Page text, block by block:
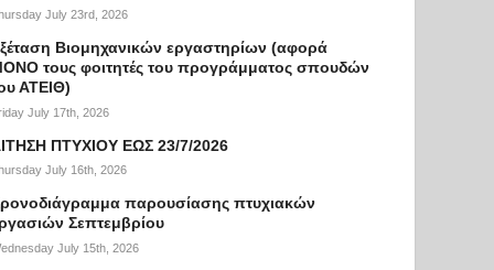
July 23rd, 2026
Βιομηχανικών εργαστηρίων (αφορά
τους φοιτητές του προγράμματος σπουδών
ΑΤΕΙΘ)
July 17th, 2026
ΠΤΥΧΙΟΥ ΕΩΣ 23/7/2026
July 16th, 2026
παρουσίασης πτυχιακών
Σεπτεμβρίου
July 15th, 2026